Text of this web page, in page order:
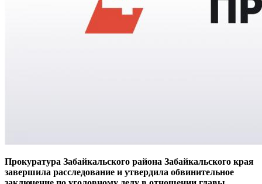
Прокуратура Забайкальского района Забайкальского края
завершила расследование и утвердила обвинительное